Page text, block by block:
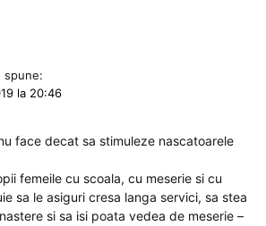
spune:
la 20:46
face decat sa stimuleze nascatoarele
femeile cu scoala, cu meserie si cu
sa le asiguri cresa langa servici, sa stea
si sa isi poata vedea de meserie –